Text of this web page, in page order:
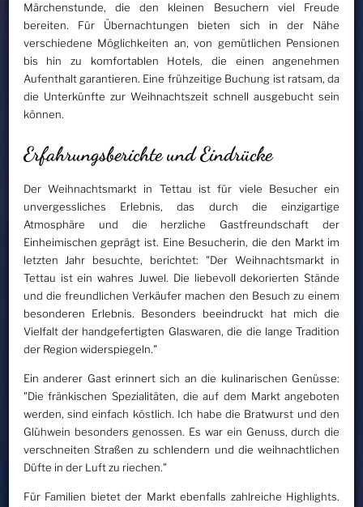
Märchenstunde, die den kleinen Besuchern viel Freude
bereiten. Für Übernachtungen bieten sich in der Nähe
verschiedene Möglichkeiten an, von gemütlichen Pensionen
bis hin zu komfortablen Hotels, die einen angenehmen
Aufenthalt garantieren. Eine frühzeitige Buchung ist ratsam, da
die Unterkünfte zur Weihnachtszeit schnell ausgebucht sein
können.
Erfahrungsberichte und Eindrücke
Der Weihnachtsmarkt in Tettau ist für viele Besucher ein
unvergessliches Erlebnis, das durch die einzigartige
Atmosphäre und die herzliche Gastfreundschaft der
Einheimischen geprägt ist. Eine Besucherin, die den Markt im
letzten Jahr besuchte, berichtet: "Der Weihnachtsmarkt in
Tettau ist ein wahres Juwel. Die liebevoll dekorierten Stände
und die freundlichen Verkäufer machen den Besuch zu einem
besonderen Erlebnis. Besonders beeindruckt hat mich die
Vielfalt der handgefertigten Glaswaren, die die lange Tradition
der Region widerspiegeln."
Ein anderer Gast erinnert sich an die kulinarischen Genüsse:
"Die fränkischen Spezialitäten, die auf dem Markt angeboten
werden, sind einfach köstlich. Ich habe die Bratwurst und den
Glühwein besonders genossen. Es war ein Genuss, durch die
verschneiten Straßen zu schlendern und die weihnachtlichen
Düfte in der Luft zu riechen."
Für Familien bietet der Markt ebenfalls zahlreiche Highlights.